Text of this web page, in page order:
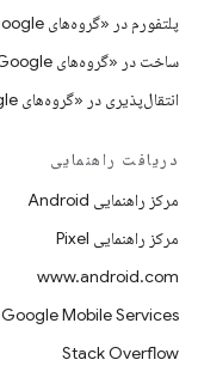
پلتفورم در «گروه‌های Google»
ساخت در «گروه‌های Google»
انتقال‌پذیری در «گروه‌های Google»
دریافت راهنمایی
مرکز راهنمایی Android
مرکز راهنمایی Pixel
www.android.com
Google Mobile Services
Stack Overflow